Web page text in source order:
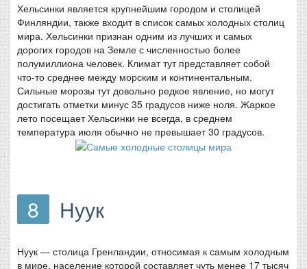
Хельсинки является крупнейшим городом и столицей
Финляндии, также входит в список самых холодных столиц
мира. Хельсинки признан одним из лучших и самых
дорогих городов на Земле с численностью более
полумиллиона человек. Климат тут представляет собой
что-то среднее между морским и континентальным.
Сильные морозы тут довольно редкое явление, но могут
достигать отметки минус 35 градусов ниже ноля. Жаркое
лето посещает Хельсинки не всегда, в среднем
температура июля обычно не превышает 30 градусов.
8 Нуук
Нуук — столица Гренландии, относимая к самым холодным
в мире, население которой составляет чуть менее 17 тысяч